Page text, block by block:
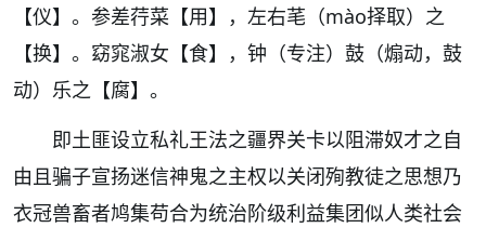
【仪】。参差荇菜【用】，左右芼（mào择取）之
【换】。窈窕淑女【食】，钟（专注）鼓（煽动，鼓
动）乐之【腐】。
即土匪设立私礼王法之疆界关卡以阻滞奴才之自
由且骗子宣扬迷信神鬼之主权以关闭殉教徒之思想乃
衣冠兽畜者鸠集苟合为统治阶级利益集团似人类社会